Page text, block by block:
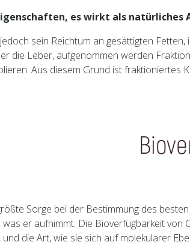
es wirkt als
sein Reichtum an gesättigten Fetten,
die Leber, aufgenommen werden
Aus diesem Grund ist
Sorge bei der Bestimmung des
was er aufnimmt. Die Bioverfügbarkeit
die Art, wie sie sich auf molekularer